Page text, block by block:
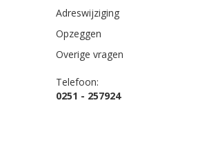
Adreswijziging
Opzeggen
Overige vragen
Telefoon:
0251 - 257924